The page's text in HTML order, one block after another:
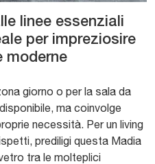
linee essenziali
per impreziosire
moderne
giorno o per la sala da
ma coinvolge
necessità. Per un living
prediligi questa Madia
tra le molteplici